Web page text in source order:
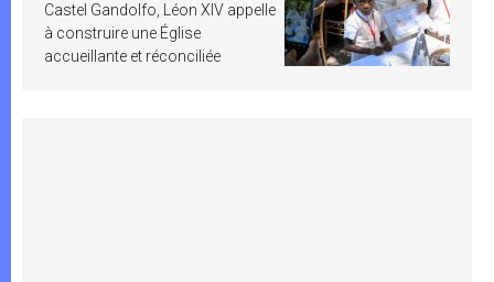
Castel Gandolfo, Léon XIV appelle
à construire une Église
accueillante et réconciliée